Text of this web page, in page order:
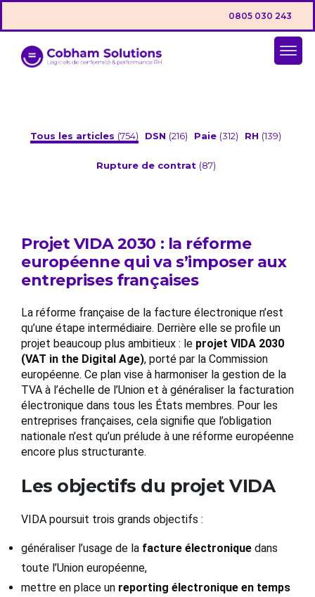
0805 030 243
Tous les articles (754) DSN (216) Paie (312) RH (139)
Rupture de contrat (87)
Projet VIDA 2030 : la réforme
européenne qui va s’imposer aux
entreprises françaises
La réforme française de la facture électronique n’est
qu’une étape intermédiaire. Derrière elle se profile un
projet beaucoup plus ambitieux : le projet VIDA 2030
(VAT in the Digital Age), porté par la Commission
européenne. Ce plan vise à harmoniser la gestion de la
TVA à l’échelle de l’Union et à généraliser la facturation
électronique dans tous les États membres. Pour les
entreprises françaises, cela signifie que l’obligation
nationale n’est qu’un prélude à une réforme européenne
encore plus structurante.
Les objectifs du projet VIDA
VIDA poursuit trois grands objectifs :
généraliser l’usage de la facture électronique dans
toute l’Union européenne,
mettre en place un reporting électronique en temps